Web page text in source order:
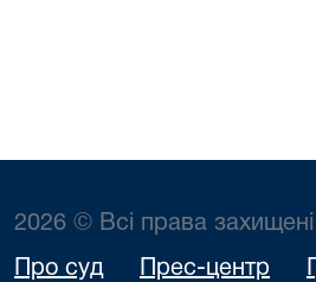
2026 © Всі права захищені
Про суд Прес-центр